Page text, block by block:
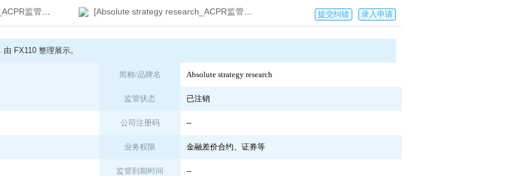
查询截图1] [Absolute strategy research_ACPR监管查询截图2] 提交纠错 录入申请
FX110 整理展示。
简称/品牌名 Absolute strategy research
监管状态 已注销
公司注册码 --
业务权限 金融差价合约、证券等
监管到期时间 --